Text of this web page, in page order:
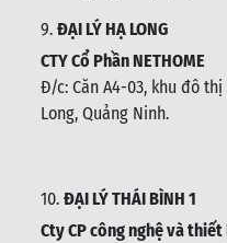
9. ĐẠI LÝ HẠ LONG
CTY Cổ Phần NETHOME
Đ/c: Căn A4-03, khu đô
Long, Quảng Ninh.
10. ĐẠI LÝ THÁI BÌNH 1
Cty CP công nghệ và